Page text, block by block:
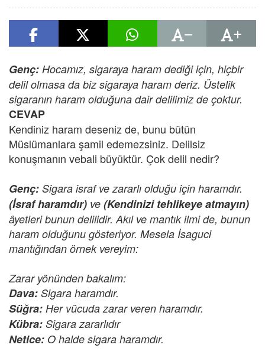
Genç: Hocamız, sigaraya haram dediği için, hiçbir
delil olmasa da biz sigaraya haram deriz. Üstelik
sigaranın haram olduğuna dair delilimiz de çoktur.
CEVAP
Kendiniz haram deseniz de, bunu bütün
Müslümanlara şamil edemezsiniz. Delilsiz
konuşmanın vebali büyüktür. Çok delil nedir?
Genç: Sigara israf ve zararlı olduğu için haramdır.
(İsraf haramdır) ve (Kendinizi tehlikeye atmayın)
âyetleri bunun delilidir. Akıl ve mantık ilmi de, bunun
haram olduğunu gösteriyor. Mesela İsaguci
mantığından örnek vereyim:
Zarar yönünden bakalım:
Dava: Sigara haramdır.
Süğra: Her vücuda zarar veren haramdır.
Kübra: Sigara zararlıdır
Netice: O halde sigara haramdır.